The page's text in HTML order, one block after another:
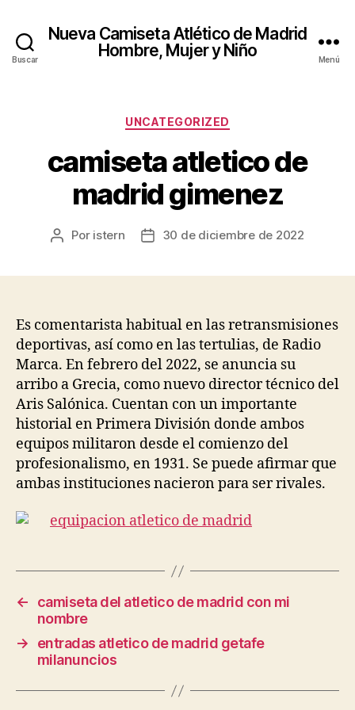
Buscar
Nueva Camiseta Atlético de Madrid
Hombre, Mujer y Niño
Menú
Categorías
UNCATEGORIZED
camiseta atletico de
madrid gimenez
Autor
Por istern
Fecha30 de diciembre de 2022
Es comentarista habitual en las retransmisiones
deportivas, así como en las tertulias, de Radio
Marca. En febrero del 2022, se anuncia su
arribo a Grecia, como nuevo director técnico del
Aris Salónica. Cuentan con un importante
historial en Primera División donde ambos
equipos militaron desde el comienzo del
profesionalismo, en 1931. Se puede afirmar que
ambas instituciones nacieron para ser rivales.
←
camiseta del atletico de madrid con mi
nombre
→
entradas atletico de madrid getafe
milanuncios